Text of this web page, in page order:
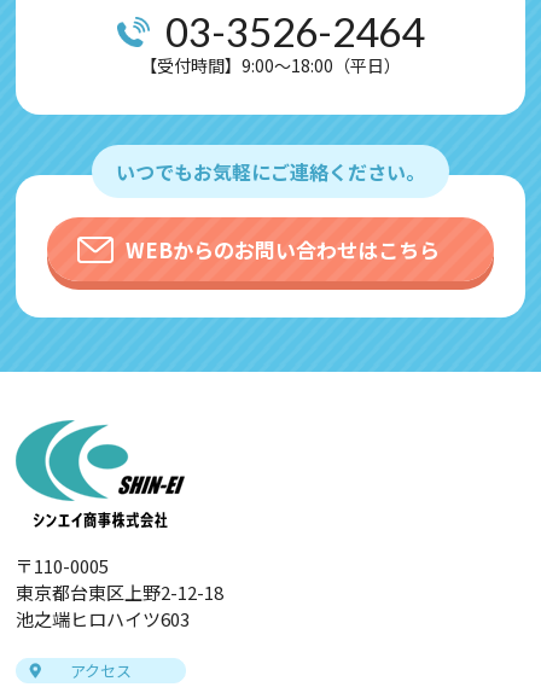
【Googleアナリティクスの使用について】
当サイトでは、より良いサービスの提供、ま
たユーザビリティの向上のため、Googleアナ
リティクスを使用し、当サイトの利用状況な
どのデータ収集および解析を行っておりま
す。その際、「Cookie」を通じて、Googleが
お客様のIPアドレスなどの情報を収集する場
合がありますが、「Cookie」で収集される情
報は個人を特定できるものではありません。
なお、当サイトのご利用をもって、上述の方
うデータ処理に関し、お客様にご承諾いただ
いたものとみなします。
Googleのプライバシーポリシー
https://policies.google.com/privacy?hl=ja
https://policies.google.com/technologies/p
artner-sites?hl=ja
＜個人情報に関するお問い合わせ窓口＞
03-3526-2464
【受付時間】9:00～18:00（平日）
いつでもお気軽にご連絡ください。
WEBからのお問い合わせはこちら
〒110-0005
東京都台東区上野2-12-18
池之端ヒロハイツ603
アクセス